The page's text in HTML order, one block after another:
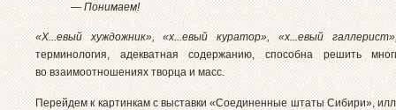
— Понимаем!
«Х...евый хуждожник», «х...евый куратор», «х...евый
терминология, адекватная содержанию, способна решить
во взаимоотношениях творца и масс.
Перейдем к картинкам с выставки «Соединенные штаты Сибири»,